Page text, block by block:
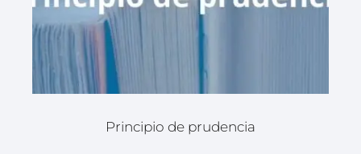
Principio de prudencia